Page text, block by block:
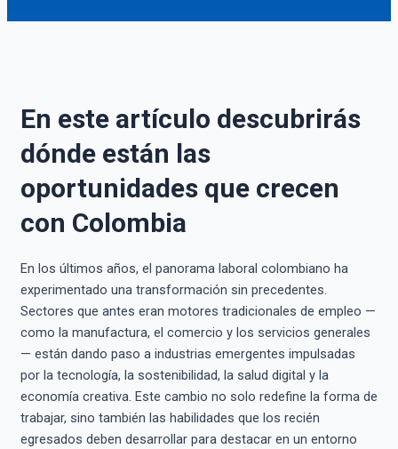
En este artículo descubrirás
dónde están las
oportunidades que crecen
con Colombia
En los últimos años, el panorama laboral colombiano ha
experimentado una transformación sin precedentes.
Sectores que antes eran motores tradicionales de empleo —
como la manufactura, el comercio y los servicios generales
— están dando paso a industrias emergentes impulsadas
por la tecnología, la sostenibilidad, la salud digital y la
economía creativa. Este cambio no solo redefine la forma de
trabajar, sino también las habilidades que los recién
egresados deben desarrollar para destacar en un entorno